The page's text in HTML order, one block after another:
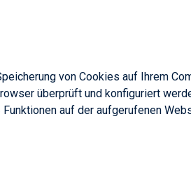
von Cookies auf Ihrem
überprüft und konfiguriert
auf der aufgerufenen